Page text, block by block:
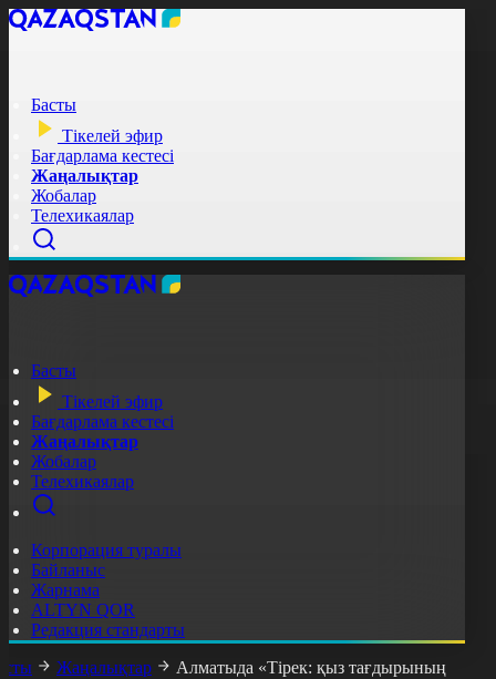
Басты
Тікелей эфир
Бағдарлама кестесі
Жаңалықтар
Жобалар
Телехикаялар
Басты
Тікелей эфир
Бағдарлама кестесі
Жаңалықтар
Жобалар
Телехикаялар
Корпорация туралы
Байланыс
Жарнама
ALTYN QOR
Редакция стандарты
Жаңалықтар
Алматыда «Тірек: қыз тағдырының